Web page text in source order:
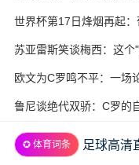
世界杯第17日烽烟再起
收渔利
苏亚雷斯笑谈梅西：这
欧文为C罗鸣不平：一场
鲁尼谈绝代双骄：C罗的
✪ 体育词条 足球高清